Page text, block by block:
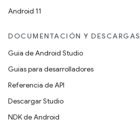
Android 11
DOCUMENTACIÓN Y DESCARGAS
Guía de Android Studio
Guías para desarrolladores
Referencia de API
Descargar Studio
NDK de Android